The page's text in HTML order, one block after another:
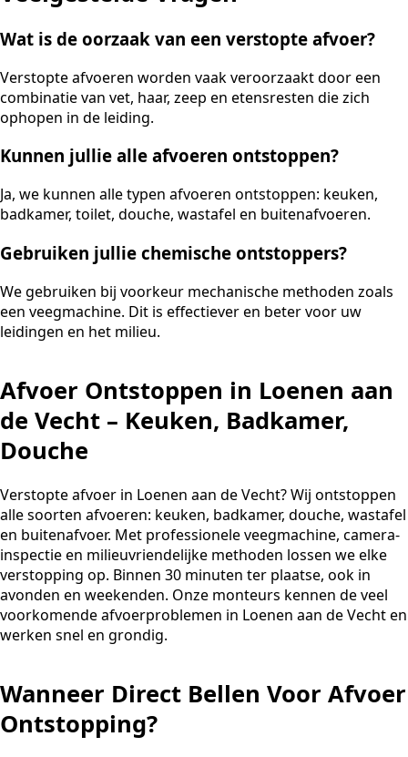
Wat is de oorzaak van een verstopte afvoer?
Verstopte afvoeren worden vaak veroorzaakt door een
combinatie van vet, haar, zeep en etensresten die zich
ophopen in de leiding.
Kunnen jullie alle afvoeren ontstoppen?
Ja, we kunnen alle typen afvoeren ontstoppen: keuken,
badkamer, toilet, douche, wastafel en buitenafvoeren.
Gebruiken jullie chemische ontstoppers?
We gebruiken bij voorkeur mechanische methoden zoals
een veegmachine. Dit is effectiever en beter voor uw
leidingen en het milieu.
Afvoer Ontstoppen in Loenen aan
de Vecht – Keuken, Badkamer,
Douche
Verstopte afvoer in Loenen aan de Vecht? Wij ontstoppen
alle soorten afvoeren: keuken, badkamer, douche, wastafel
en buitenafvoer. Met professionele veegmachine, camera-
inspectie en milieuvriendelijke methoden lossen we elke
verstopping op. Binnen 30 minuten ter plaatse, ook in
avonden en weekenden. Onze monteurs kennen de veel
voorkomende afvoerproblemen in Loenen aan de Vecht en
werken snel en grondig.
Wanneer Direct Bellen Voor Afvoer
Ontstopping?